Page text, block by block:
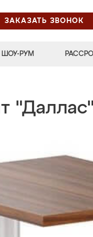
ЗАКАЗАТЬ ЗВОНОК
ШОУ-РУМ
"Даллас"